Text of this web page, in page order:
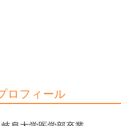
ロフィール